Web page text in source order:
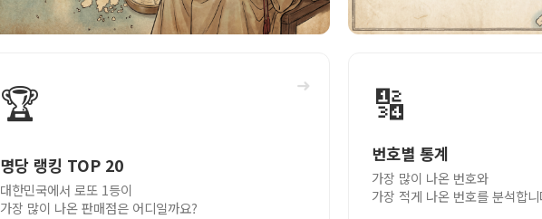
➜
🏆
명당 랭킹 TOP 20
대한민국에서 로또 1등이
가장 많이 나온 판매점은 어디일까요?
🔢
번호별 통계
가장 많이 나온 번호와
가장 적게 나온 번호를 분석합